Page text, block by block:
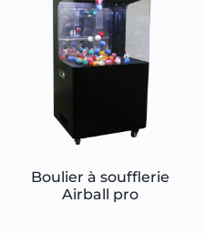
Boulier à soufflerie
Airball pro